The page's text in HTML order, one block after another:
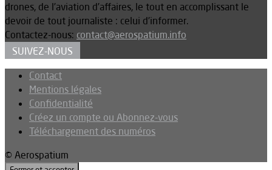
drones, de l’aviation d’affaires, le tout en accomplissant le
devoir de tout journaliste : celui d’informer.
Contactez-nous: contact@aerospatium.info
SUIVEZ-NOUS
Contact
Mentions légales
Confidentialité
Créez un compte ou Abonnez-vous
Téléchargement des numéros
© Aerospatium